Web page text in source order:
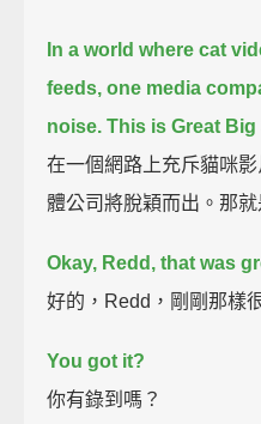
In a world where cat
feeds, one media
noise. This is Great Big
在一個網路上充斥貓咪
體公司將脫穎而出。那就
Okay, Redd, that was
好的，Redd，剛剛那樣
You got it?
你有錄到嗎？